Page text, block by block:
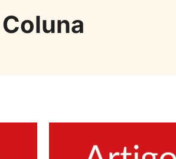
Coluna